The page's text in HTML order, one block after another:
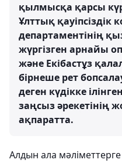
қылмысқа қарсы
Ұлттық қауіпсіздік
департаментінің
жүргізген арнайы
және Екібастұз
бірнеше рет
деген күдікке
заңсыз әрекетінің
ақпаратта.
Алдын ала мәліметтерге